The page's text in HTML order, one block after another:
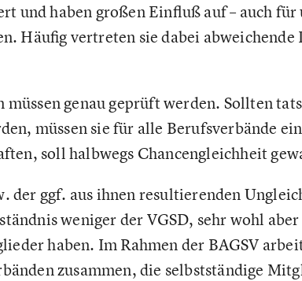
und haben großen Einfluß auf – auch für
Häufig vertreten sie dabei abweichende
müssen genau geprüft werden. Sollten
müssen sie für alle Berufsverbände
soll halbwegs Chancengleichheit
der ggf. aus ihnen resultierenden
weniger der VGSD, sehr wohl
haben. Im Rahmen der BAGSV
zusammen, die selbstständige